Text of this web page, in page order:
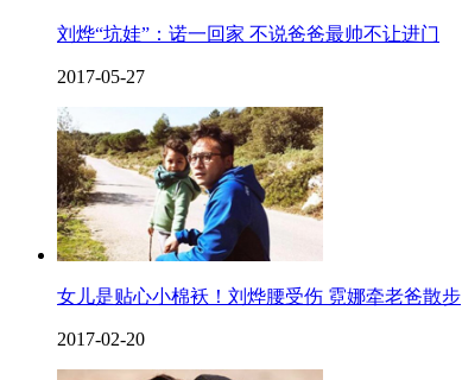
刘烨“坑娃”：诺一回家 不说爸爸最帅不让进门
2017-05-27
女儿是贴心小棉袄！刘烨腰受伤 霓娜牵老爸散步
2017-02-20